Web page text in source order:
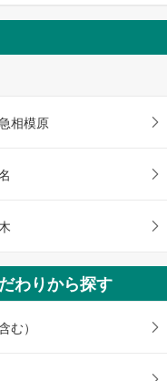
相模原
わりから探す
む）